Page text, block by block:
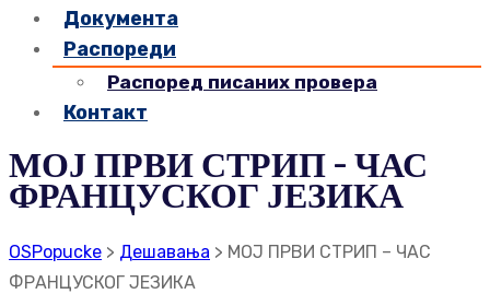
Документа
Распореди
Распоред писаних провера
Контакт
МОЈ ПРВИ СТРИП – ЧАС
ФРАНЦУСКОГ ЈЕЗИКА
OSPopucke > Дешавања > МОЈ ПРВИ СТРИП – ЧАС
ФРАНЦУСКОГ ЈЕЗИКА